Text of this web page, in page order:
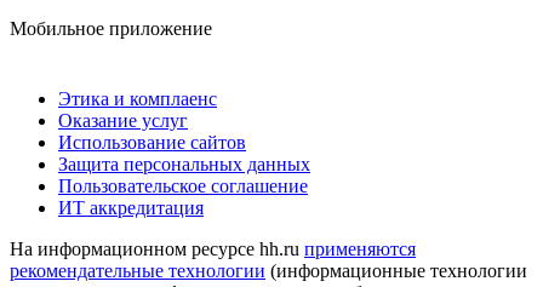
Мобильное приложение
Этика и комплаенс
Оказание услуг
Использование сайтов
Защита персональных данных
Пользовательское соглашение
ИТ аккредитация
На информационном ресурсе hh.ru применяются
рекомендательные технологии (информационные технологии